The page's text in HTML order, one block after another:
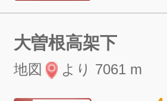
大曽根高架下
地図 より 7061 m